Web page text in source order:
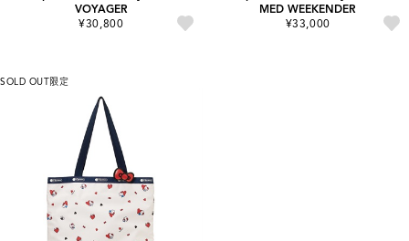
VOYAGER
¥30,800
MED WEEKENDER
¥33,000
SOLD OUT限定